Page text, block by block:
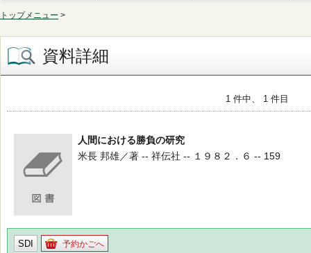
トップメニュー >
資料詳細
1 件中、 1 件目
人間における勝負の研究
米長 邦雄／著 -- 祥伝社 -- １９８２．６ -- 159
SDI 予約かごへ